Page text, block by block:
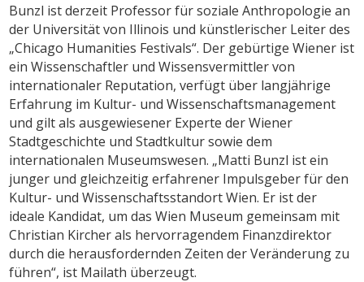
Bunzl ist derzeit Professor für soziale Anthropologie an
der Universität von Illinois und künstlerischer Leiter des
„Chicago Humanities Festivals“. Der gebürtige Wiener ist
ein Wissenschaftler und Wissensvermittler von
internationaler Reputation, verfügt über langjährige
Erfahrung im Kultur- und Wissenschaftsmanagement
und gilt als ausgewiesener Experte der Wiener
Stadtgeschichte und Stadtkultur sowie dem
internationalen Museumswesen. „Matti Bunzl ist ein
junger und gleichzeitig erfahrener Impulsgeber für den
Kultur- und Wissenschaftsstandort Wien. Er ist der
ideale Kandidat, um das Wien Museum gemeinsam mit
Christian Kircher als hervorragendem Finanzdirektor
durch die herausfordernden Zeiten der Veränderung zu
führen“, ist Mailath überzeugt.